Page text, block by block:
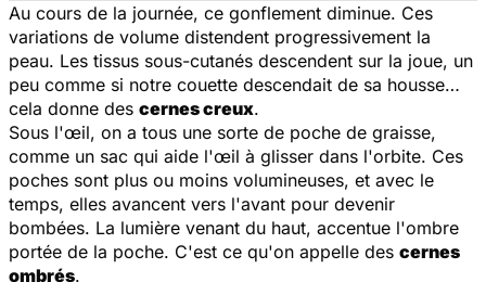
Au cours de la journée, ce gonflement diminue. Ces
variations de volume distendent progressivement la
peau. Les tissus sous-cutanés descendent sur la joue, un
peu comme si notre couette descendait de sa housse…
cela donne des cernes creux.
Sous l'œil, on a tous une sorte de poche de graisse,
comme un sac qui aide l'œil à glisser dans l'orbite. Ces
poches sont plus ou moins volumineuses, et avec le
temps, elles avancent vers l'avant pour devenir
bombées. La lumière venant du haut, accentue l'ombre
portée de la poche. C'est ce qu'on appelle des cernes
ombrés.